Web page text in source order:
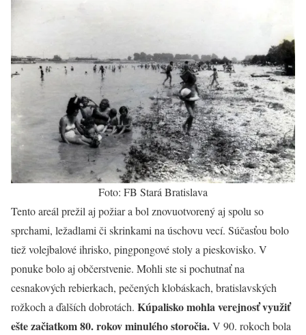
Foto: FB Stará Bratislava
Tento areál prežil aj požiar a bol znovuotvorený aj spolu so
sprchami, ležadlami či skrinkami na úschovu vecí. Súčasťou bolo
tiež volejbalové ihrisko, pingpongové stoly a pieskovisko. V
ponuke bolo aj občerstvenie. Mohli ste si pochutnať na
cesnakových rebierkach, pečených klobáskach, bratislavských
rožkoch a ďalších dobrotách. Kúpalisko mohla verejnosť využiť
ešte začiatkom 80. rokov minulého storočia.V 90. rokoch bola